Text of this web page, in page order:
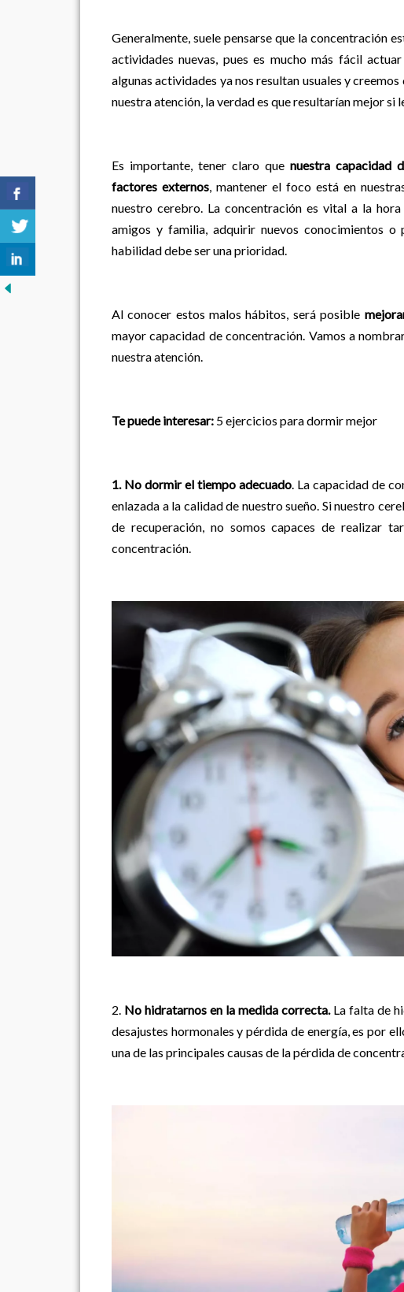
Generalmente, suele pensarse que la concentración
actividades nuevas, pues es mucho más fácil
algunas actividades ya nos resultan usuales y
nuestra atención, la verdad es que resultarían mejor si
Es importante, tener claro que nuestra capacidad
factores externos , mantener el foco está en
nuestro cerebro. La concentración es vital a la
amigos y familia, adquirir nuevos conocimientos
habilidad debe ser una prioridad.
Al conocer estos malos hábitos, será posible
mayor capacidad de concentración. Vamos a
nuestra atención.
Te puede interesar: 5 ejercicios para dormir mejor
1. No dormir el tiempo adecuado . La capacidad de
enlazada a la calidad de nuestro sueño. Si nuestro
de recuperación, no somos capaces de realizar
concentración.
2. No hidratarnos en la medida correcta. La falta de
desajustes hormonales y pérdida de energía, es por
una de las principales causas de la pérdida de